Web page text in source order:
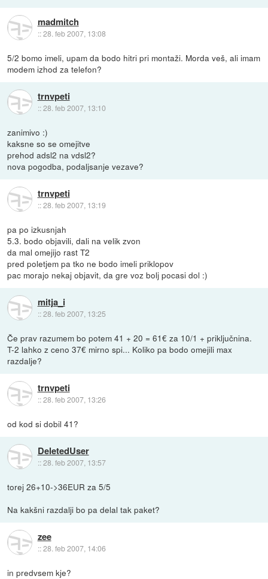
madmitch
::28. feb 2007, 13:08
5/2 bomo imeli, upam da bodo hitri pri montaži. Morda veš, ali imam
modem izhod za telefon?
trnvpeti
::28. feb 2007, 13:10
zanimivo :)
kaksne so se omejitve
prehod adsl2 na vdsl2?
nova pogodba, podaljsanje vezave?
trnvpeti
::28. feb 2007, 13:19
pa po izkusnjah
5.3. bodo objavili, dali na velik zvon
da mal omejijo rast T2
pred poletjem pa tko ne bodo imeli priklopov
pac morajo nekaj objavit, da gre voz bolj pocasi dol :)
mitja_i
::28. feb 2007, 13:25
Če prav razumem bo potem 41 + 20 = 61€ za 10/1 + priključnina.
T-2 lahko z ceno 37€ mirno spi... Koliko pa bodo omejili max
razdalje?
trnvpeti
::28. feb 2007, 13:26
od kod si dobil 41?
DeletedUser
::28. feb 2007, 13:57
torej 26+10->36EUR za 5/5
Na kakšni razdalji bo pa delal tak paket?
zee
::28. feb 2007, 14:06
in predvsem kje?